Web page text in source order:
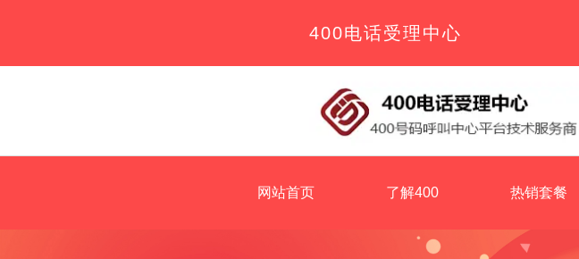
400电话受理中心
网站首页 了解400 热销套餐